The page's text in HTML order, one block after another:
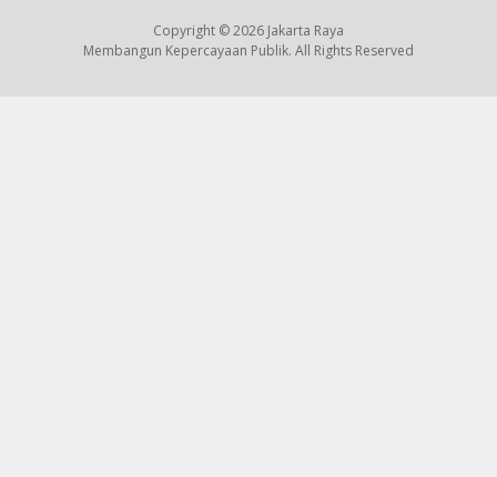
Copyright © 2026 Jakarta Raya
Membangun Kepercayaan Publik. All Rights Reserved